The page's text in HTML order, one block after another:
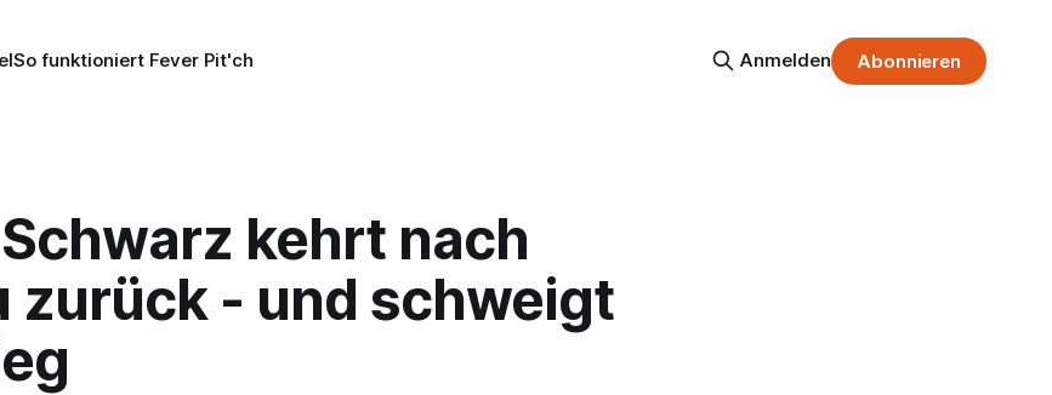
So funktioniert Fever Pit'ch Anmelden Abonnieren
kehrt nach
zurück - und schweigt